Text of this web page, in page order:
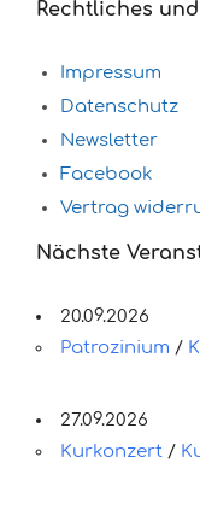
Rechtliches
Impressum
Datenschutz
Newsletter
Facebook
Vertrag
Nächste
20.09.2026
Patrozinium /
27.09.2026
Kurkonzert /